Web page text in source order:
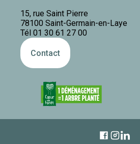
15, rue Saint Pierre
78100 Saint-Germain-en-Laye
Tél 01 30 61 27 00
Contact